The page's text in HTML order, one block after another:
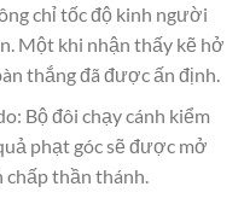
chỉ tốc độ kinh người
Một khi nhận thấy kẽ hở
thắng đã được ấn định.
Bộ đôi chạy cánh kiểm
phạt góc sẽ được mở
chấp thần thánh.